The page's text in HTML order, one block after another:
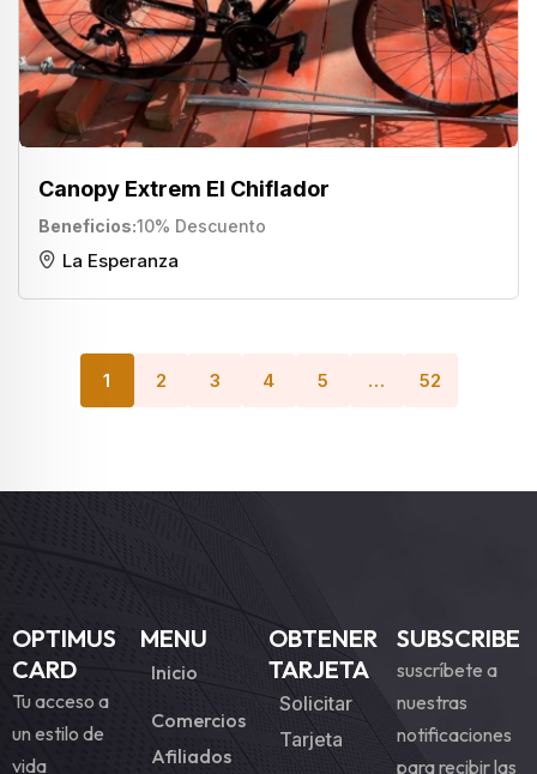
Canopy Extrem El Chiflador
Beneficios 10% Descuento
La Esperanza
1 2 3 4 5 … 52
OPTIMUS
CARD
Tu acceso a
un estilo de
vida
MENU
Inicio
Comercios
Afiliados
OBTENER
TARJETA
Solicitar
Tarjeta
SUBSCRIBE
suscríbete a
nuestras
notificaciones
para recibir las